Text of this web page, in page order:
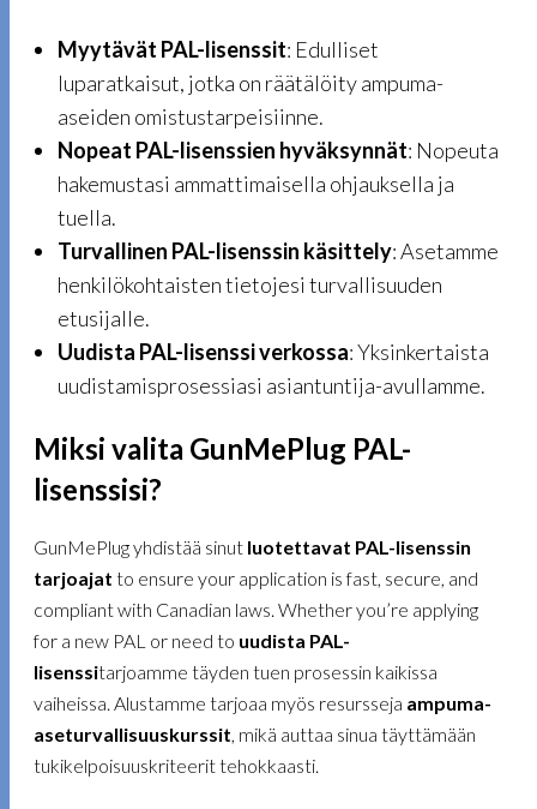
Myytävät PAL-lisenssit: Edulliset
luparatkaisut, jotka on räätälöity ampuma-
aseiden omistustarpeisiinne.
Nopeat PAL-lisenssien hyväksynnät: Nopeuta
hakemustasi ammattimaisella ohjauksella ja
tuella.
Turvallinen PAL-lisenssin käsittely: Asetamme
henkilökohtaisten tietojesi turvallisuuden
etusijalle.
Uudista PAL-lisenssi verkossa: Yksinkertaista
uudistamisprosessiasi asiantuntija-avullamme.
Miksi valita GunMePlug PAL-
lisenssisi?
GunMePlug yhdistää sinut luotettavat PAL-lisenssin
tarjoajat to ensure your application is fast, secure, and
compliant with Canadian laws. Whether you’re applying
for a new PAL or need to uudista PAL-
lisenssitarjoamme täyden tuen prosessin kaikissa
vaiheissa. Alustamme tarjoaa myös resursseja ampuma-
aseturvallisuuskurssit, mikä auttaa sinua täyttämään
tukikelpoisuuskriteerit tehokkaasti.